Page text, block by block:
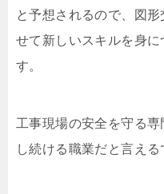
と予想されるので、図
せて新しいスキルを身
す。
工事現場の安全を守る
し続ける職業だと言える